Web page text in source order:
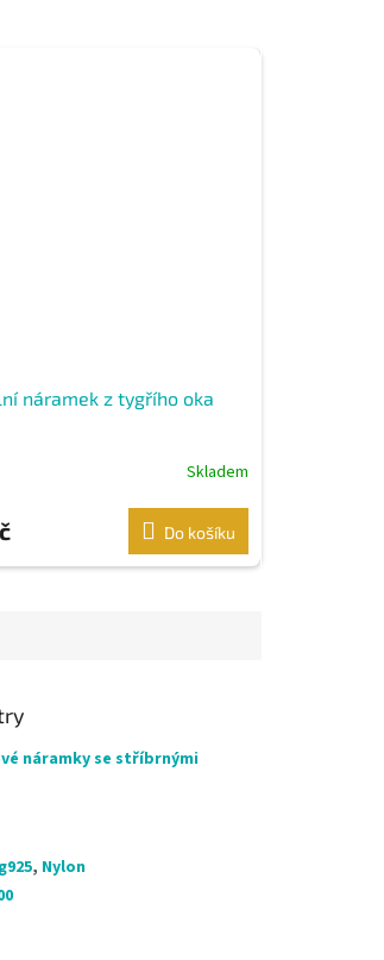
náramek z tygřího oka
Skladem
Do košíku
náramky se stříbrnými
, Nylon